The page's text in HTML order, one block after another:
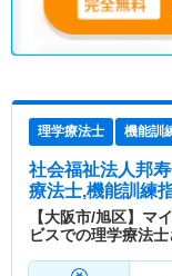
理学療法士 機能訓
社会福祉法人邦
療法士,機能訓練
【大阪市/旭区】マ
ビスでの理学療法